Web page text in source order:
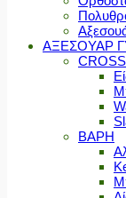
ΑΞΕΣΟΥΑΡ
ΒΑΡΗ